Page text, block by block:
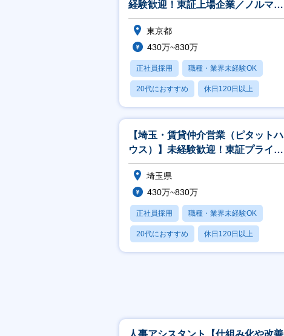
経験歓迎！東証上場企業／ノルマな
し／年間休日120日／女性活躍推進
◎
東京都
430万~830万
正社員採用 職種・業界未経験OK
20代におすすめ 休日120日以上
産休・育休あり
【埼玉・賃貸仲介営業（ピタットハ
ウス）】未経験歓迎！東証プライム
上場／年休120日／女性活躍推進◎
埼玉県
430万~830万
正社員採用 職種・業界未経験OK
20代におすすめ 休日120日以上
産休・育休あり
人事アシスタント【仕組み化や改善